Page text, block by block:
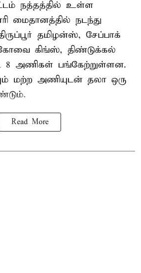
நத்தத்தில் உள்ள
மைதானத்தில் நடந்து
தமிழன்ஸ், சேப்பாக்
கிங்ஸ், திண்டுக்கல்
8 அணிகள் பங்கேற்றுள்ளன.
மற்ற அணியுடன் தலா ஒரு
Read More